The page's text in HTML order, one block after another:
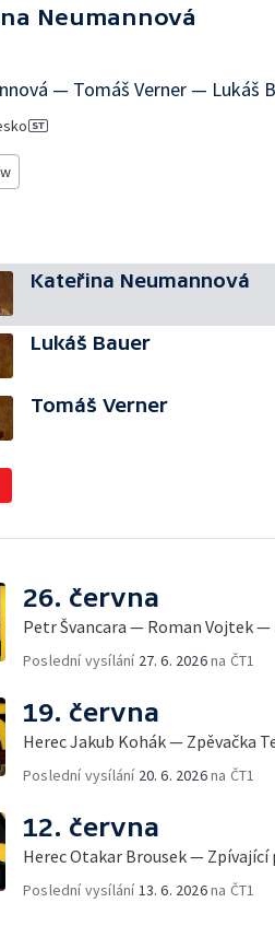
Neumannová
— Tomáš Verner — Lukáš
Kateřina Neumannová
Lukáš Bauer
Tomáš Verner
26. června
Petr Švancara — Roman Vojtek —
Poslední vysílání 27. 6. 2026na ČT1
19. června
Herec Jakub Kohák — Zpěvačka
Poslední vysílání 20. 6. 2026na ČT1
12. června
Herec Otakar Brousek —
Poslední vysílání13. 6. 2026na ČT1